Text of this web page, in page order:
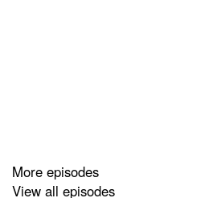
More episodes
View all episodes